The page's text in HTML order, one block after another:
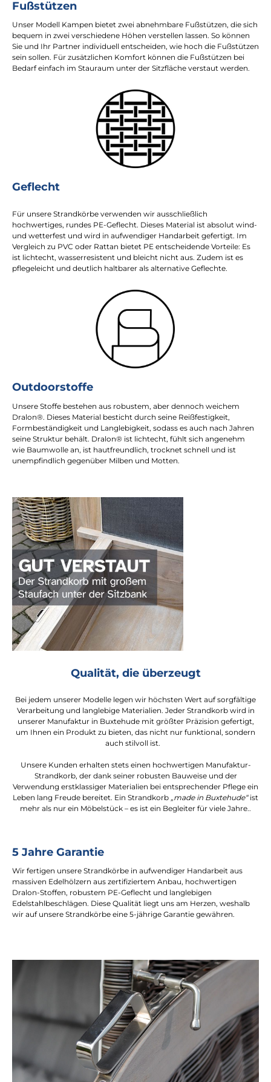
Fußstützen
Unser Modell Kampen bietet zwei abnehmbare Fußstützen, die sich
bequem in zwei verschiedene Höhen verstellen lassen. So können
Sie und Ihr Partner individuell entscheiden, wie hoch die Fußstützen
sein sollen. Für zusätzlichen Komfort können die Fußstützen bei
Bedarf einfach im Stauraum unter der Sitzfläche verstaut werden.
Geflecht
Für unsere Strandkörbe verwenden wir ausschließlich
hochwertiges, rundes PE-Geflecht. Dieses Material ist absolut wind-
und wetterfest und wird in aufwendiger Handarbeit gefertigt. Im
Vergleich zu PVC oder Rattan bietet PE entscheidende Vorteile: Es
ist lichtecht, wasserresistent und bleicht nicht aus. Zudem ist es
pflegeleicht und deutlich haltbarer als alternative Geflechte.
Outdoorstoffe
Unsere Stoffe bestehen aus robustem, aber dennoch weichem
Dralon®. Dieses Material besticht durch seine Reißfestigkeit,
Formbeständigkeit und Langlebigkeit, sodass es auch nach Jahren
seine Struktur behält. Dralon® ist lichtecht, fühlt sich angenehm
wie Baumwolle an, ist hautfreundlich, trocknet schnell und ist
unempfindlich gegenüber Milben und Motten.
Qualität, die überzeugt
Bei jedem unserer Modelle legen wir höchsten Wert auf sorgfältige
Verarbeitung und langlebige Materialien. Jeder Strandkorb wird in
unserer Manufaktur in Buxtehude mit größter Präzision gefertigt,
um Ihnen ein Produkt zu bieten, das nicht nur funktional, sondern
auch stilvoll ist.
Unsere Kunden erhalten stets einen hochwertigen Manufaktur-
Strandkorb, der dank seiner robusten Bauweise und der
Verwendung erstklassiger Materialien bei entsprechender Pflege ein
Leben lang Freude bereitet. Ein Strandkorb „made in Buxtehude“ist
mehr als nur ein Möbelstück – es ist ein Begleiter für viele Jahre..
5 Jahre Garantie
Wir fertigen unsere Strandkörbe in aufwendiger Handarbeit aus
massiven Edelhölzern aus zertifiziertem Anbau, hochwertigen
Dralon-Stoffen, robustem PE-Geflecht und langlebigen
Edelstahlbeschlägen. Diese Qualität liegt uns am Herzen, weshalb
wir auf unsere Strandkörbe eine 5-jährige Garantie gewähren.